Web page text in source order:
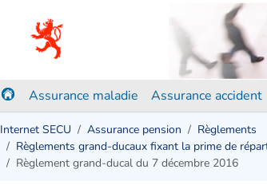
Assurance maladie Assurance accident
Internet SECU Assurance pension
Règlements
Règlements grand-ducaux fixant la prime de
Règlement grand-ducal du 7 décembre 2016